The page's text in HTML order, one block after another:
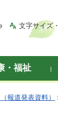
文字サイズ
・福祉
報道発表資料）